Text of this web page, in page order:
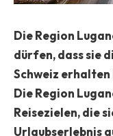
Die Region
dürfen, dass sie
Schweiz erhalten
Die Region
Reisezielen, die
Urlaubserlebnis